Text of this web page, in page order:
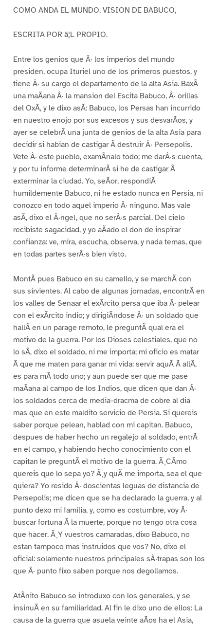
COMO ANDA EL MUNDO, VISION DE BABUCO,
ESCRITA POR â¦L PROPIO.
Entre los genios que Â· los imperios del mundo
presiden, ocupa Ituriel uno de los primeros puestos, y
tiene Â· su cargo el departamento de la alta Asia. BaxÃ
una maÃana Â· la mansion del Escita Babuco, Â· orillas
del OxÃ, y le dixo asÃ: Babuco, los Persas han incurrido
en nuestro enojo por sus excesos y sus desvarÃos, y
ayer se celebrÃ una junta de genios de la alta Asia para
decidir si habian de castigar Ã destruir Â· Persepolis.
Vete Â· este pueblo, examÃnalo todo; me darÂ·s cuenta,
y por tu informe determinarÃ si he de castigar Ã
exterminar la ciudad. Yo, seÃor, respondiÃ
humildemente Babuco, ni he estado nunca en Persia, ni
conozco en todo aquel imperio Â· ninguno. Mas vale
asÃ, dixo el Â·ngel, que no serÂ·s parcial. Del cielo
recibiste sagacidad, y yo aÃado el don de inspirar
confianza: ve, mira, escucha, observa, y nada temas, que
en todas partes serÂ·s bien visto.
MontÃ pues Babuco en su camello, y se marchÃ con
sus sirvientes. Al cabo de algunas jornadas, encontrÃ en
los valles de Senaar el exÃrcito persa que iba Â· pelear
con el exÃrcito indio; y dirigiÃndose Â· un soldado que
hallÃ en un parage remoto, le preguntÃ qual era el
motivo de la guerra. Por los Dioses celestiales, que no
lo sÃ, dixo el soldado, ni me importa; mi oficio es matar
Ã que me maten para ganar mi vida: servir aquÃ Ã allÃ,
es para mÃ todo uno; y aun puede ser que me pase
maÃana al campo de los Indios, que dicen que dan Â·
los soldados cerca de media-dracma de cobre al dia
mas que en este maldito servicio de Persia. Si quereis
saber porque pelean, hablad con mi capitan. Babuco,
despues de haber hecho un regalejo al soldado, entrÃ
en el campo, y habiendo hecho conocimiento con el
capitan le preguntÃ el motivo de la guerra. Ã¸CÃmo
quereis que lo sepa yo? Ã¸y quÃ me importa, sea el que
quiera? Yo resido Â· doscientas leguas de distancia de
Persepolis; me dicen que se ha declarado la guerra, y al
punto dexo mi familia, y, como es costumbre, voy Â·
buscar fortuna Ã la muerte, porque no tengo otra cosa
que hacer. Ã¸Y vuestros camaradas, dixo Babuco, no
estan tampoco mas instruidos que vos? No, dixo el
oficial: solamente nuestros principales sÂ·trapas son los
que Â· punto fixo saben porque nos degollamos.
AtÃnito Babuco se introduxo con los generales, y se
insinuÃ en su familiaridad. Al fin le dixo uno de ellos: La
causa de la guerra que asuela veinte aÃos ha el Asia,